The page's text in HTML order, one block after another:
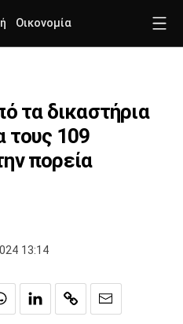
Οικονομία
τα δικαστήρια
τους 109
πορεία
13:14